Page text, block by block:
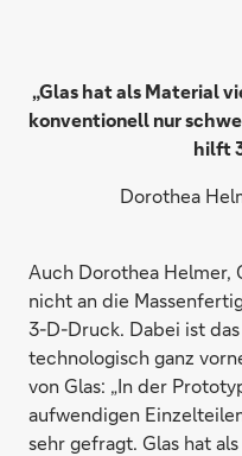
„Glas hat als Material
konventionell nur
hilft
Dorothea
Auch Dorothea Helmer,
nicht an die
3-D-Druck. Dabei ist
technologisch ganz
von Glas: „In der
aufwendigen
sehr gefragt. Glas hat